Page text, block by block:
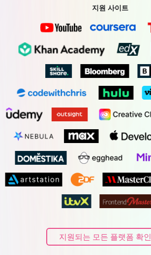
지원 사이트
지원되는 모든 플랫폼 확인